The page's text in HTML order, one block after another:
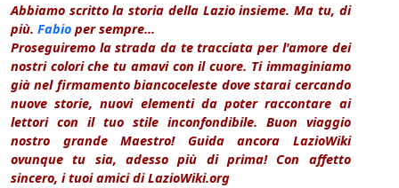
Abbiamo scritto la storia della Lazio insieme. Ma tu, di
più. Fabio per sempre...
Proseguiremo la strada da te tracciata per l'amore dei
nostri colori che tu amavi con il cuore. Ti immaginiamo
già nel firmamento biancoceleste dove starai cercando
nuove storie, nuovi elementi da poter raccontare ai
lettori con il tuo stile inconfondibile. Buon viaggio
nostro grande Maestro! Guida ancora LazioWiki
ovunque tu sia, adesso più di prima! Con affetto
sincero, i tuoi amici di LazioWiki.org